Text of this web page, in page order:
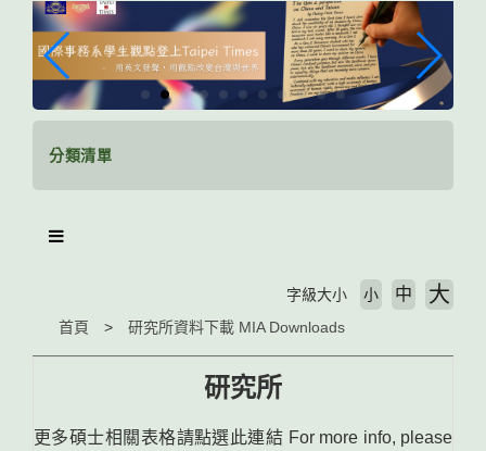
分類清單
首頁 研究所資料下載 MIA Downloads
字級大小 小 中 大
研究所
更多碩士相關表格請點選此連結 For more info, please